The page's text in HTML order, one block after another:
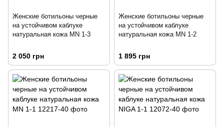
Женские ботильоны черные
на устойчивом каблуке
натуральная кожа MN 1-3
2 050 грн
Женские ботильоны черные
на устойчивом каблуке
натуральная кожа MN 1-2
1 895 грн